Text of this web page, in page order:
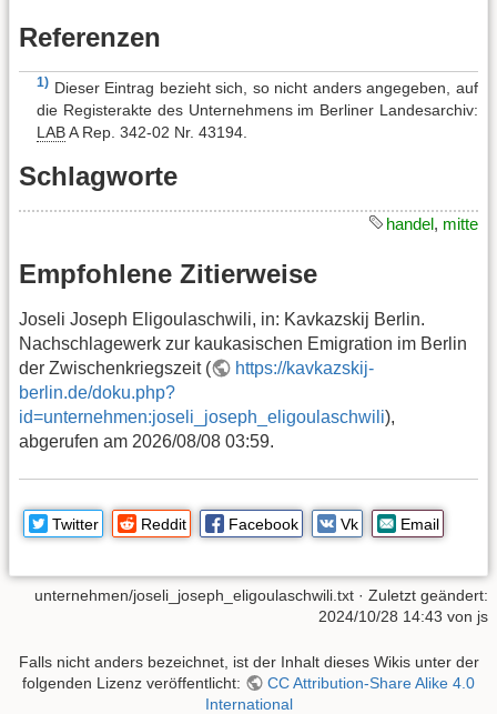
Referenzen
1) Dieser Eintrag bezieht sich, so nicht anders angegeben, auf
die Registerakte des Unternehmens im Berliner Landesarchiv:
LABA Rep. 342-02 Nr. 43194.
Schlagworte
handel, mitte
Empfohlene Zitierweise
Joseli Joseph Eligoulaschwili, in: Kavkazskij Berlin.
Nachschlagewerk zur kaukasischen Emigration im Berlin
der Zwischenkriegszeit (
https://kavkazskij-
berlin.de/doku.php?
id=unternehmen:joseli_joseph_eligoulaschwili),
abgerufen am 2026/08/08 03:59.
Twitter Reddit Facebook Vk Email
unternehmen/joseli_joseph_eligoulaschwili.txt · Zuletzt geändert:
2024/10/28 14:43 von js
Falls nicht anders bezeichnet, ist der Inhalt dieses Wikis unter der
folgenden Lizenz veröffentlicht:
CC Attribution-Share Alike 4.0
International